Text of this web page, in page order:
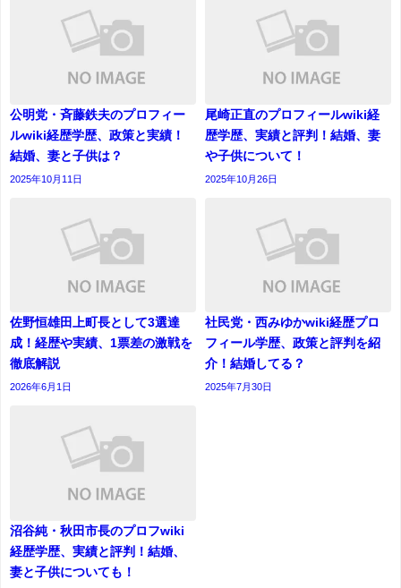
公明党・斉藤鉄夫のプロフィー
ルwiki経歴学歴、政策と実績！
結婚、妻と子供は？
2025年10月11日
尾崎正直のプロフィールwiki経
歴学歴、実績と評判！結婚、妻
や子供について！
2025年10月26日
佐野恒雄田上町長として3選達
成！経歴や実績、1票差の激戦を
徹底解説
2026年6月1日
社民党・西みゆかwiki経歴プロ
フィール学歴、政策と評判を紹
介！結婚してる？
2025年7月30日
沼谷純・秋田市長のプロフwiki
経歴学歴、実績と評判！結婚、
妻と子供についても！